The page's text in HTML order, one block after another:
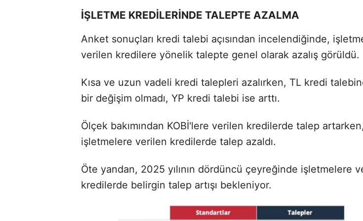
İŞLETME KREDİLERİNDE TALEPTE AZALMA
Anket sonuçları kredi talebi açısından incelendiğinde,
verilen kredilere yönelik talepte genel olarak azalış görüldü.
Kısa ve uzun vadeli kredi talepleri azalırken, TL kredi
bir değişim olmadı, YP kredi talebi ise arttı.
Ölçek bakımından KOBİ'lere verilen kredilerde talep
işletmelere verilen kredilerde talep azaldı.
Öte yandan, 2025 yılının dördüncü çeyreğinde işletmelere
kredilerde belirgin talep artışı bekleniyor.